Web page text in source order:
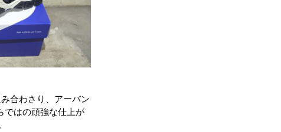
合わさり、アーバン
ではの頑強な仕上が